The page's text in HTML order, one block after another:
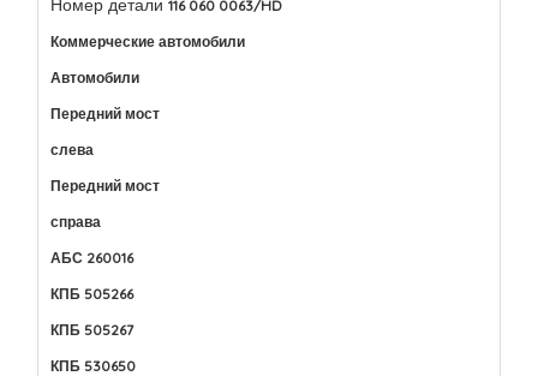
Номер детали 116 060 0063/HD
Коммерческие автомобили
Автомобили
Передний мост
слева
Передний мост
справа
АБС 260016
КПБ 505266
КПБ 505267
КПБ 530650